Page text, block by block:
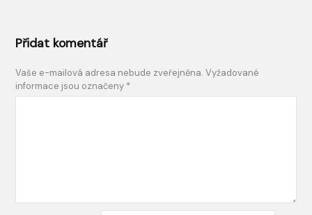
Přidat komentář
Vaše e-mailová adresa nebude zveřejněna. Vyžadované
informace jsou označeny *